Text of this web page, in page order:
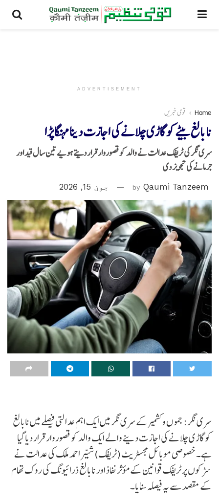
ADVERTISEMENT
Home قومی خبریں
نابالغ بیٹے کو گاڑی چلانے کی اجازت دینا مہنگا پڑا
سری نگر کی ٹریفک عدالت نے والد کو قصوروار قرار دیتے ہویے تین سال قید اور
جرمانے کی تجویز دی
by Qaumi Tanzeem جون 15, 2026
سری نگر: جموں و کشمیر کے سری نگر میں ایک اہم عدالتی فیصلے میں نابالغ
کو گاڑی چلانے کی اجازت دینے والے ایک والد کو قصوروار قرار دیا گیا
ہے۔ خصوصی موبائل مجسٹریٹ (ٹریفک) شبیّر احمد ملک کی عدالت نے
سڑکوں پر ٹریفک قوانین کے مؤثر نفاذ اور نابالغ ڈرائیونگ کی روک تھام
کے مقصد سے یہ فیصلہ سنایا۔